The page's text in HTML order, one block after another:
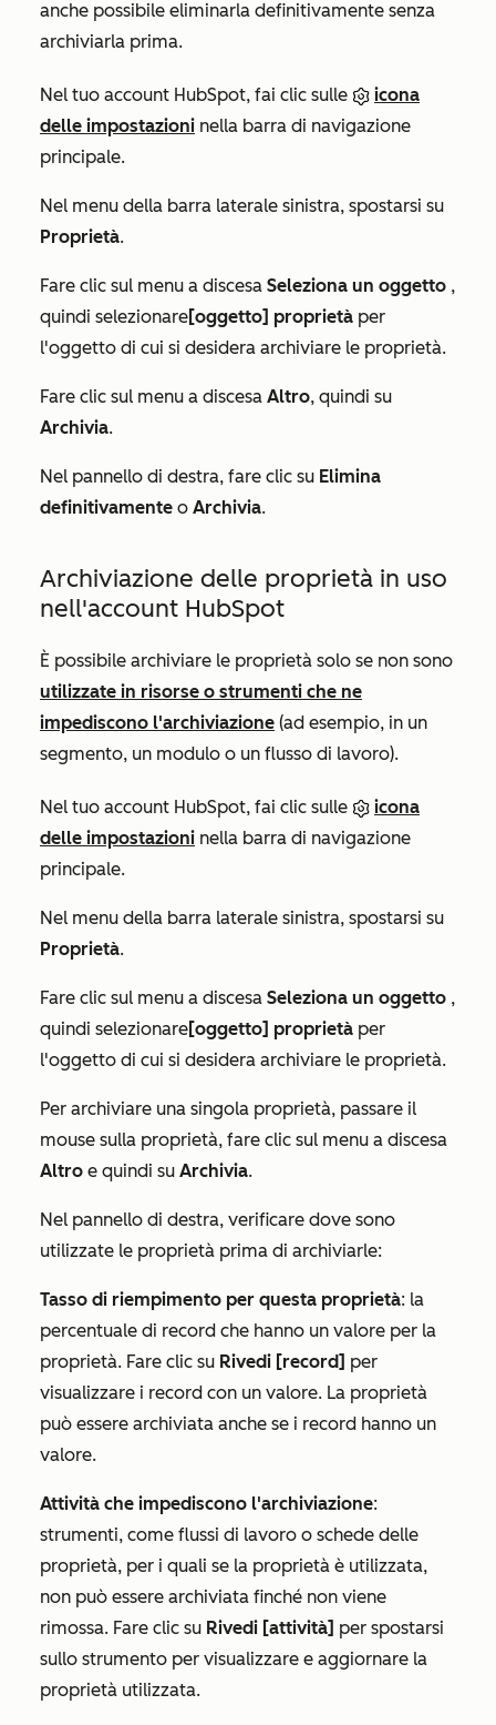
anche possibile eliminarla definitivamente senza
archiviarla prima.
Nel tuo account HubSpot, fai clic sulle
icona
delle impostazioni nella barra di navigazione
principale.
Nel menu della barra laterale sinistra, spostarsi su
Proprietà.
Fare clic sul menu a discesa Seleziona un oggetto ,
quindi selezionare[oggetto] proprietà per
l'oggetto di cui si desidera archiviare le proprietà.
Fare clic sul menu a discesa Altro, quindi su
Archivia.
Nel pannello di destra, fare clic su Elimina
definitivamente o Archivia.
Archiviazione delle proprietà in uso
nell'account HubSpot
È possibile archiviare le proprietà solo se non sono
utilizzate in risorse o strumenti che ne
impediscono l'archiviazione (ad esempio, in un
segmento, un modulo o un flusso di lavoro).
Nel tuo account HubSpot, fai clic sulle
icona
delle impostazioni nella barra di navigazione
principale.
Nel menu della barra laterale sinistra, spostarsi su
Proprietà.
Fare clic sul menu a discesa Seleziona un oggetto ,
quindi selezionare[oggetto] proprietà per
l'oggetto di cui si desidera archiviare le proprietà.
Per archiviare una singola proprietà, passare il
mouse sulla proprietà, fare clic sul menu a discesa
Altro e quindi su Archivia.
Nel pannello di destra, verificare dove sono
utilizzate le proprietà prima di archiviarle:
Tasso di riempimento per questa proprietà: la
percentuale di record che hanno un valore per la
proprietà. Fare clic su Rivedi [record] per
visualizzare i record con un valore. La proprietà
può essere archiviata anche se i record hanno un
valore.
Attività che impediscono l'archiviazione:
strumenti, come flussi di lavoro o schede delle
proprietà, per i quali se la proprietà è utilizzata,
non può essere archiviata finché non viene
rimossa. Fare clic su Rivedi [attività] per spostarsi
sullo strumento per visualizzare e aggiornare la
proprietà utilizzata.